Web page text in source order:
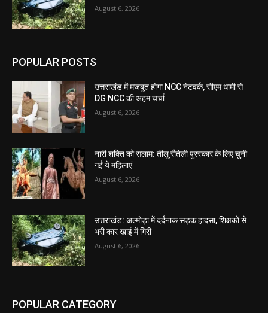
August 6, 2026
POPULAR POSTS
उत्तराखंड में मजबूत होगा NCC नेटवर्क, सीएम धामी से
DG NCC की अहम चर्चा
August 6, 2026
नारी शक्ति को सलाम: तीलू रौतेली पुरस्कार के लिए चुनी
गईं ये महिलाएं
August 6, 2026
उत्तराखंड: अल्मोड़ा में दर्दनाक सड़क हादसा, शिक्षकों से
भरी कार खाई में गिरी
August 6, 2026
POPULAR CATEGORY